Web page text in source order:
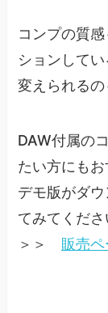
コンプの質
ションして
変えられるの
DAW付属の
たい方にもお
デモ版がダ
てみてくだ
＞＞ 販売